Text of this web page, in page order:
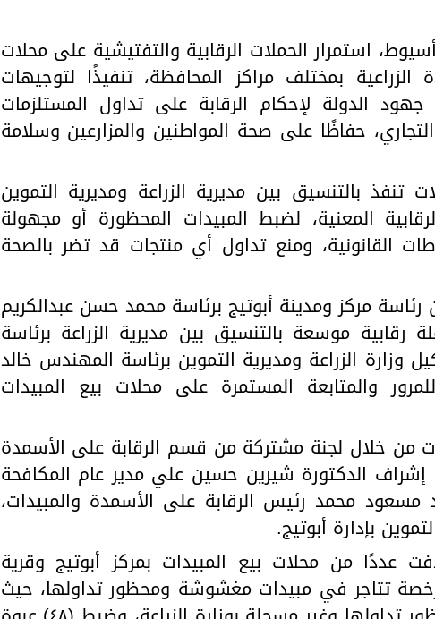
استمرار الحملات الرقابية والتفتيشية على محلات
الزراعية بمختلف مراكز المحافظة، تنفيذًا لتوجيهات
الدولة لإحكام الرقابة على تداول المستلزمات
حفاظًا على صحة المواطنين والمزارعين وسلامة
تنفذ بالتنسيق بين مديرية الزراعة ومديرية التموين
المعنية، لضبط المبيدات المحظورة أو مجهولة
القانونية، ومنع تداول أي منتجات قد تضر بالصحة
رئاسة مركز ومدينة أبوتيج برئاسة محمد حسن عبدالكريم
رقابية موسعة بالتنسيق بين مديرية الزراعة برئاسة
الزراعة ومديرية التموين برئاسة المهندس خالد
والمتابعة المستمرة على محلات بيع المبيدات
من خلال لجنة مشتركة من قسم الرقابة على الأسمدة
إشراف الدكتورة شيرين حسين علي مدير عام المكافحة
مسعود محمد رئيس الرقابة على الأسمدة والمبيدات،
بإدارة أبوتيج.
عددًا من محلات بيع المبيدات بمركز أبوتيج وقرية
تتاجر في مبيدات مغشوشة ومحظور تداولها، حيث